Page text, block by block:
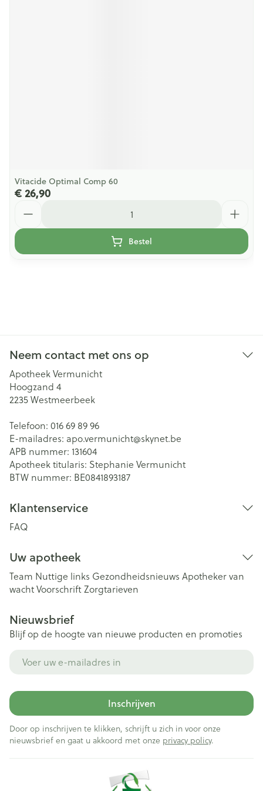
Vitacide Optimal Comp 60
€ 26,90
Bestel
Neem contact met ons op
Apotheek Vermunicht
Hoogzand 4
2235Westmeerbeek
Telefoon: 016 69 89 96
E-mailadres: apo.vermunicht@skynet.be
APB nummer: 131604
Apotheek titularis: Stephanie Vermunicht
BTW nummer: BE0841893187
Klantenservice
FAQ
Uw apotheek
Team Nuttige links Gezondheidsnieuws Apotheker van
wachtVoorschriftZorgtarieven
Nieuwsbrief
Blijf op de hoogte van nieuwe producten en promoties
Inschrijven
Door op inschrijven te klikken, schrijft u zich in voor onze
nieuwsbrief en gaat u akkoord met onze privacy policy.